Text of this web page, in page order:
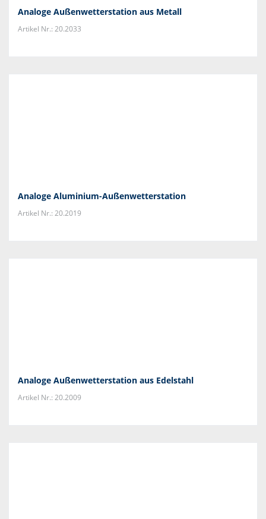
Analoge Außenwetterstation aus Metall
Artikel Nr.: 20.2033
Analoge Aluminium-Außenwetterstation
Artikel Nr.: 20.2019
Analoge Außenwetterstation aus Edelstahl
Artikel Nr.: 20.2009